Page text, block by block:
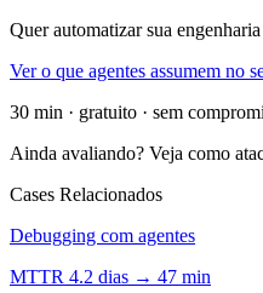
Quer automatizar sua
Ver o que agentes assumem no
30 min · gratuito · sem
Ainda avaliando? Veja como
Cases Relacionados
Debugging com agentes
MTTR 4.2 dias → 47 min